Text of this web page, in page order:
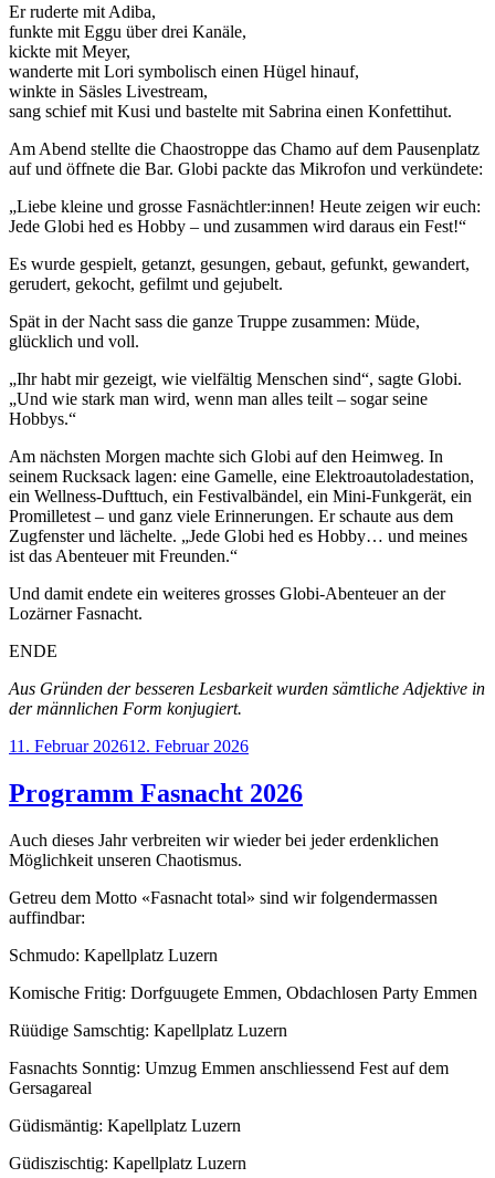
Er ruderte mit Adiba,
funkte mit Eggu über drei Kanäle,
kickte mit Meyer,
wanderte mit Lori symbolisch einen Hügel hinauf,
winkte in Säsles Livestream,
sang schief mit Kusi und bastelte mit Sabrina einen Konfettihut.
Am Abend stellte die Chaostroppe das Chamo auf dem Pausenplatz
auf und öffnete die Bar. Globi packte das Mikrofon und verkündete:
„Liebe kleine und grosse Fasnächtler:innen! Heute zeigen wir euch:
Jede Globi hed es Hobby – und zusammen wird daraus ein Fest!“
Es wurde gespielt, getanzt, gesungen, gebaut, gefunkt, gewandert,
gerudert, gekocht, gefilmt und gejubelt.
Spät in der Nacht sass die ganze Truppe zusammen: Müde,
glücklich und voll.
„Ihr habt mir gezeigt, wie vielfältig Menschen sind“, sagte Globi.
„Und wie stark man wird, wenn man alles teilt – sogar seine
Hobbys.“
Am nächsten Morgen machte sich Globi auf den Heimweg. In
seinem Rucksack lagen: eine Gamelle, eine Elektroautoladestation,
ein Wellness-Dufttuch, ein Festivalbändel, ein Mini-Funkgerät, ein
Promilletest – und ganz viele Erinnerungen. Er schaute aus dem
Zugfenster und lächelte. „Jede Globi hed es Hobby… und meines
ist das Abenteuer mit Freunden.“
Und damit endete ein weiteres grosses Globi-Abenteuer an der
Lozärner Fasnacht.
ENDE
Aus Gründen der besseren Lesbarkeit wurden sämtliche Adjektive in
der männlichen Form konjugiert.
Veröffentlicht
11. Februar 202612. Februar 2026
Programm Fasnacht 2026
Auch dieses Jahr verbreiten wir wieder bei jeder erdenklichen
Möglichkeit unseren Chaotismus.
Getreu dem Motto «Fasnacht total» sind wir folgendermassen
auffindbar:
Schmudo: Kapellplatz Luzern
Komische Fritig: Dorfguugete Emmen, Obdachlosen Party Emmen
Rüüdige Samschtig: Kapellplatz Luzern
Fasnachts Sonntig: Umzug Emmen anschliessend Fest auf dem
Gersagareal
Güdismäntig: Kapellplatz Luzern
Güdiszischtig: Kapellplatz Luzern